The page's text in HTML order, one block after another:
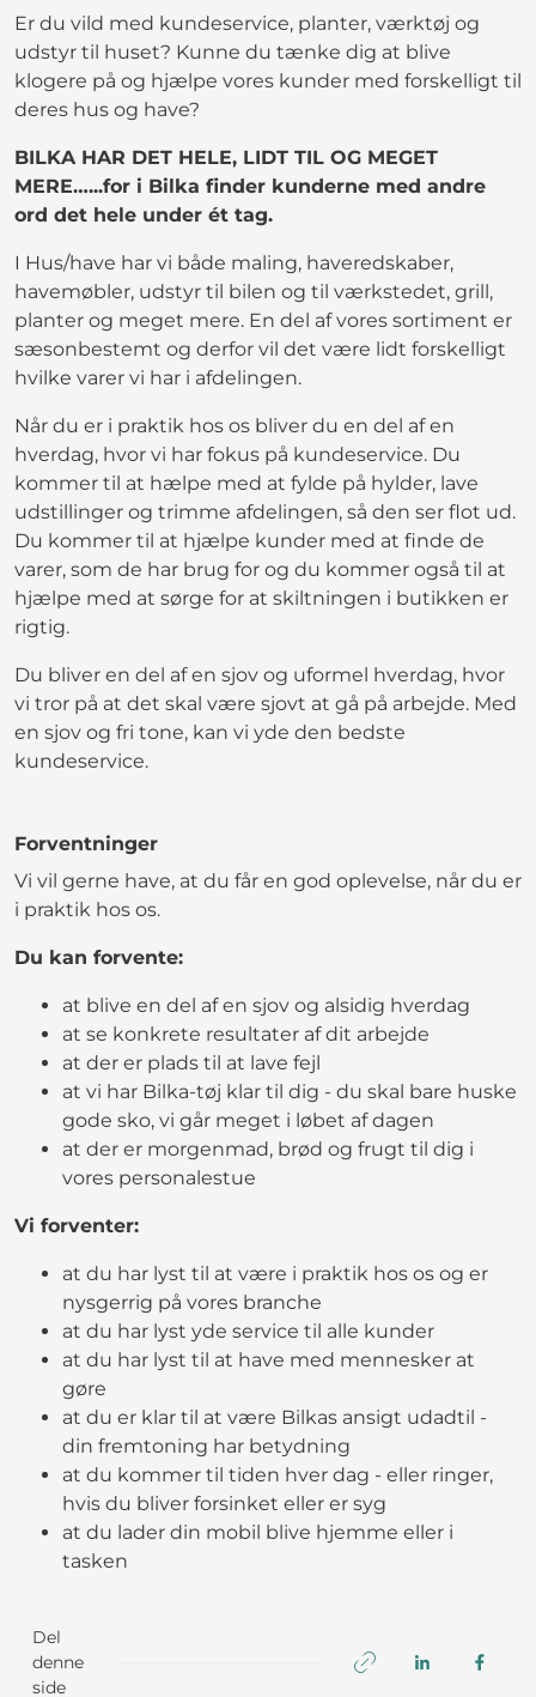
Er du vild med kundeservice, planter, værktøj og
udstyr til huset? Kunne du tænke dig at blive
klogere på og hjælpe vores kunder med forskelligt til
deres hus og have?
BILKA HAR DET HELE, LIDT TIL OG MEGET
MERE…...for i Bilka finder kunderne med andre
ord det hele under ét tag.
I Hus/have har vi både maling, haveredskaber,
havemøbler, udstyr til bilen og til værkstedet, grill,
planter og meget mere. En del af vores sortiment er
sæsonbestemt og derfor vil det være lidt forskelligt
hvilke varer vi har i afdelingen.
Når du er i praktik hos os bliver du en del af en
hverdag, hvor vi har fokus på kundeservice. Du
kommer til at hælpe med at fylde på hylder, lave
udstillinger og trimme afdelingen, så den ser flot ud.
Du kommer til at hjælpe kunder med at finde de
varer, som de har brug for og du kommer også til at
hjælpe med at sørge for at skiltningen i butikken er
rigtig.
Du bliver en del af en sjov og uformel hverdag, hvor
vi tror på at det skal være sjovt at gå på arbejde. Med
en sjov og fri tone, kan vi yde den bedste
kundeservice.
Forventninger
Vi vil gerne have, at du får en god oplevelse, når du er
i praktik hos os.
Du kan forvente:
at blive en del af en sjov og alsidig hverdag
at se konkrete resultater af dit arbejde
at der er plads til at lave fejl
at vi har Bilka-tøj klar til dig - du skal bare huske
gode sko, vi går meget i løbet af dagen
at der er morgenmad, brød og frugt til dig i
vores personalestue
Vi forventer:
at du har lyst til at være i praktik hos os og er
nysgerrig på vores branche
at du har lyst yde service til alle kunder
at du har lyst til at have med mennesker at
gøre
at du er klar til at være Bilkas ansigt udadtil -
din fremtoning har betydning
at du kommer til tiden hver dag - eller ringer,
hvis du bliver forsinket eller er syg
at du lader din mobil blive hjemme eller i
tasken
Del
denne
side